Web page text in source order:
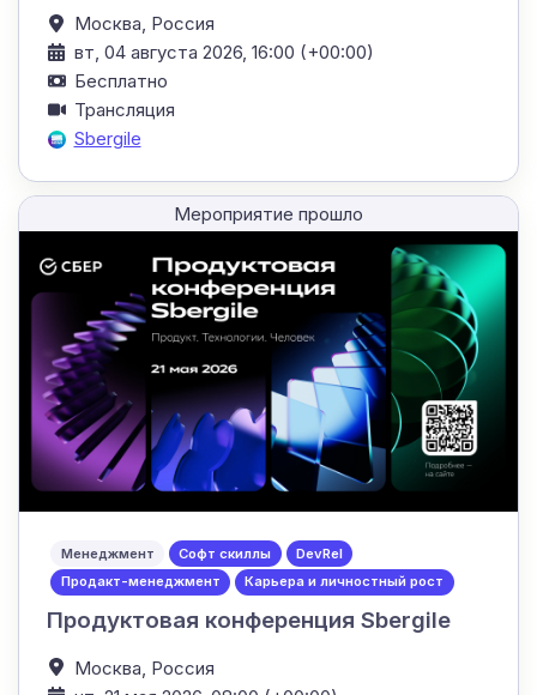
Москва, Россия
вт, 04 августа 2026, 16:00 (+00:00)
Бесплатно
Трансляция
Sbergile
Мероприятие прошло
Менеджмент Софт скиллы
DevRel
Продакт-менеджмент
Карьера и личностный рост
Продуктовая конференция Sbergile
Москва, Россия